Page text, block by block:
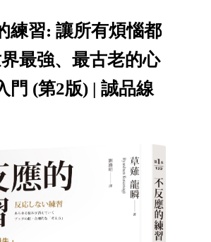
練習: 讓所有煩惱都
最強、最古老的心
門 (第2版) | 誠品線